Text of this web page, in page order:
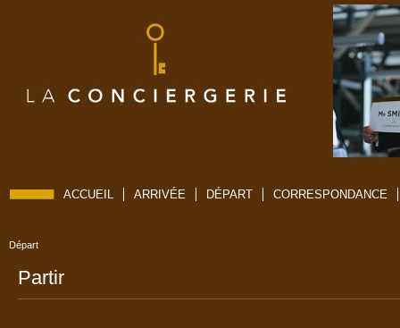
ACCUEIL ARRIVÉE DÉPART CORRESPONDANCE
Départ
Partir